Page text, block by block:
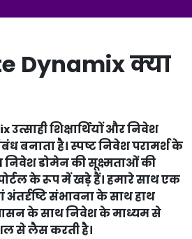
Dynamix क्या
शिक्षार्थियों और निवेश
बनाता है। स्पष्ट निवेश परामर्श के
डोमेन की सूक्ष्मताओं की
के रूप में खड़े हैं। हमारे साथ एक
संभावना के साथ हाथ
के साथ निवेश के माध्यम से
से लैस करती है।